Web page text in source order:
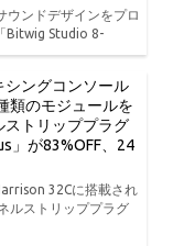
ンドデザインをプロ
Bitwig Studio 8-
シングコンソール
類のモジュールを
ストリッププラグ
」が83%OFF、24
32Cに搭載され
ルストリッププラグ